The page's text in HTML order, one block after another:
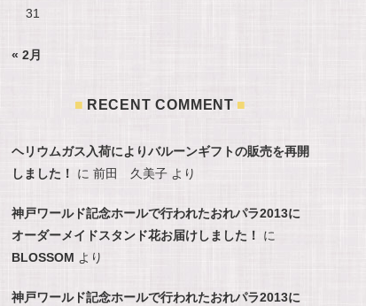
31
« 2月
RECENT COMMENT
ヘリウムガス入荷によりバルーンギフトの販売を再開
しました！
に 前田 久美子 より
神戸ワールド記念ホールで行われたおれパラ2013に
オーダーメイドスタンド花お届けしました！
に
BLOSSOM より
神戸ワールド記念ホールで行われたおれパラ2013に